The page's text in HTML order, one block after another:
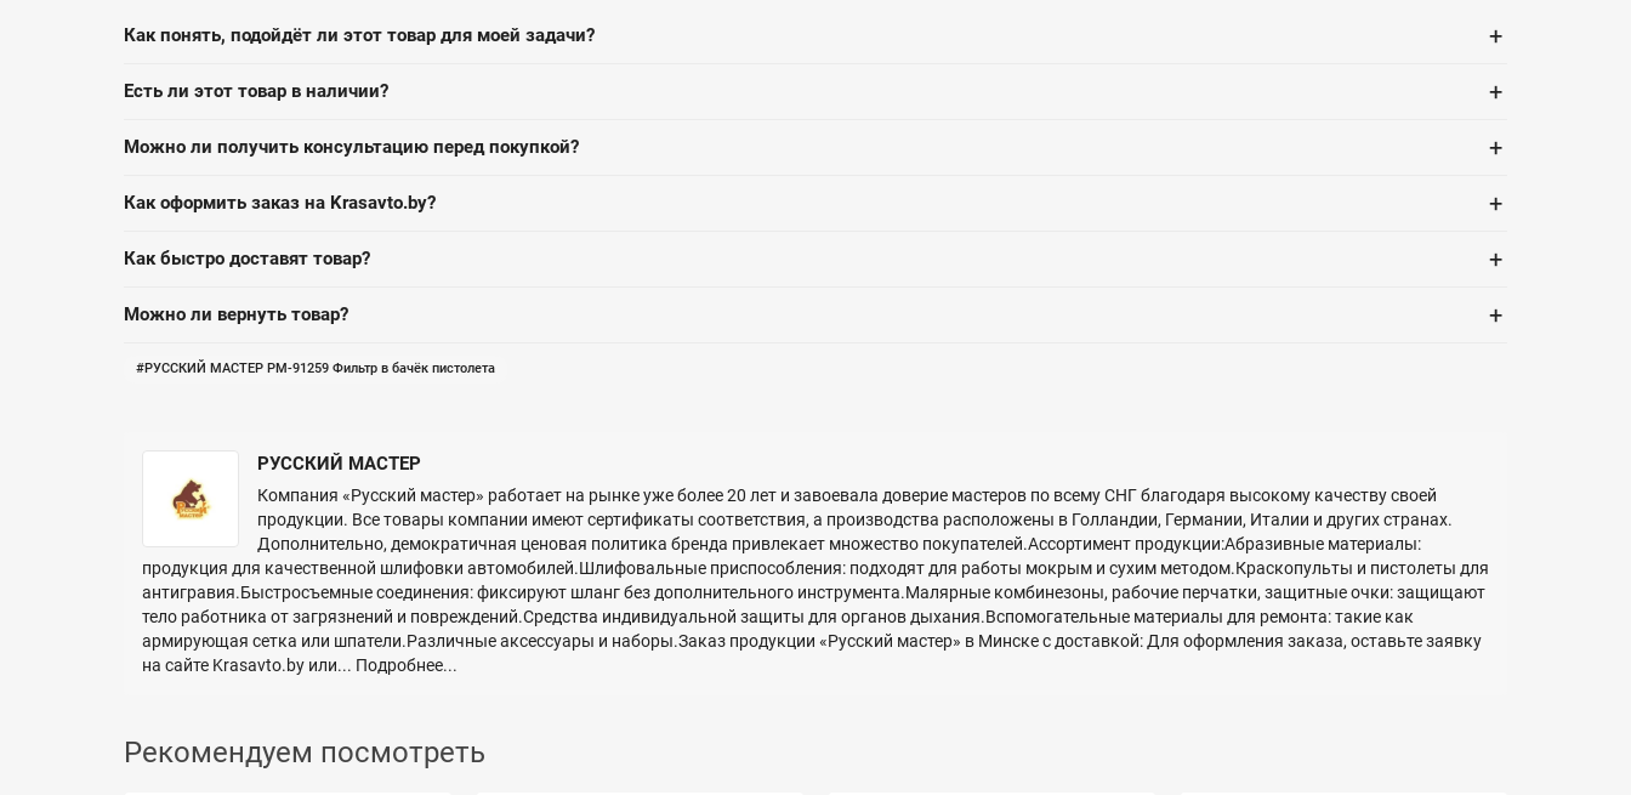
Как понять, подойдёт ли этот товар для моей задачи? +
Есть ли этот товар в наличии? +
Можно ли получить консультацию перед покупкой? +
Как оформить заказ на Krasavto.by? +
Как быстро доставят товар? +
Можно ли вернуть товар? +
РУССКИЙ МАСТЕР РМ-91259 Фильтр в бачёк пистолета
РУССКИЙ МАСТЕР
Компания «Русский мастер» работает на рынке уже более 20 лет и завоевала доверие мастеров по всему СНГ благодаря высокому качеству своей
продукции. Все товары компании имеют сертификаты соответствия, а производства расположены в Голландии, Германии, Италии и других странах.
Дополнительно, демократичная ценовая политика бренда привлекает множество покупателей.Ассортимент продукции:Абразивные материалы:
продукция для качественной шлифовки автомобилей.Шлифовальные приспособления: подходят для работы мокрым и сухим методом.Краскопульты и пистолеты для
антигравия.Быстросъемные соединения: фиксируют шланг без дополнительного инструмента.Малярные комбинезоны, рабочие перчатки, защитные очки: защищают
тело работника от загрязнений и повреждений.Средства индивидуальной защиты для органов дыхания.Вспомогательные материалы для ремонта: такие как
армирующая сетка или шпатели.Различные аксессуары и наборы.Заказ продукции «Русский мастер» в Минске с доставкой: Для оформления заказа, оставьте заявку
на сайте Krasavto.by или... Подробнее...
Рекомендуем посмотреть